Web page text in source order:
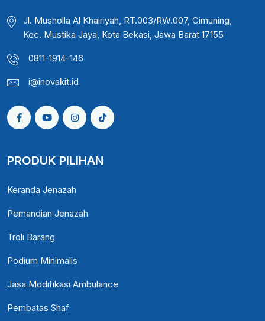
Jl. Musholla Al Khairiyah, RT.003/RW.007, Cimuning,
Kec. Mustika Jaya, Kota Bekasi, Jawa Barat 17155
0811-1914-146
i@inovakit.id
PRODUK PILIHAN
Keranda Jenazah
Pemandian Jenazah
Troli Barang
Podium Minimalis
Jasa Modifikasi Ambulance
Pembatas Shaf